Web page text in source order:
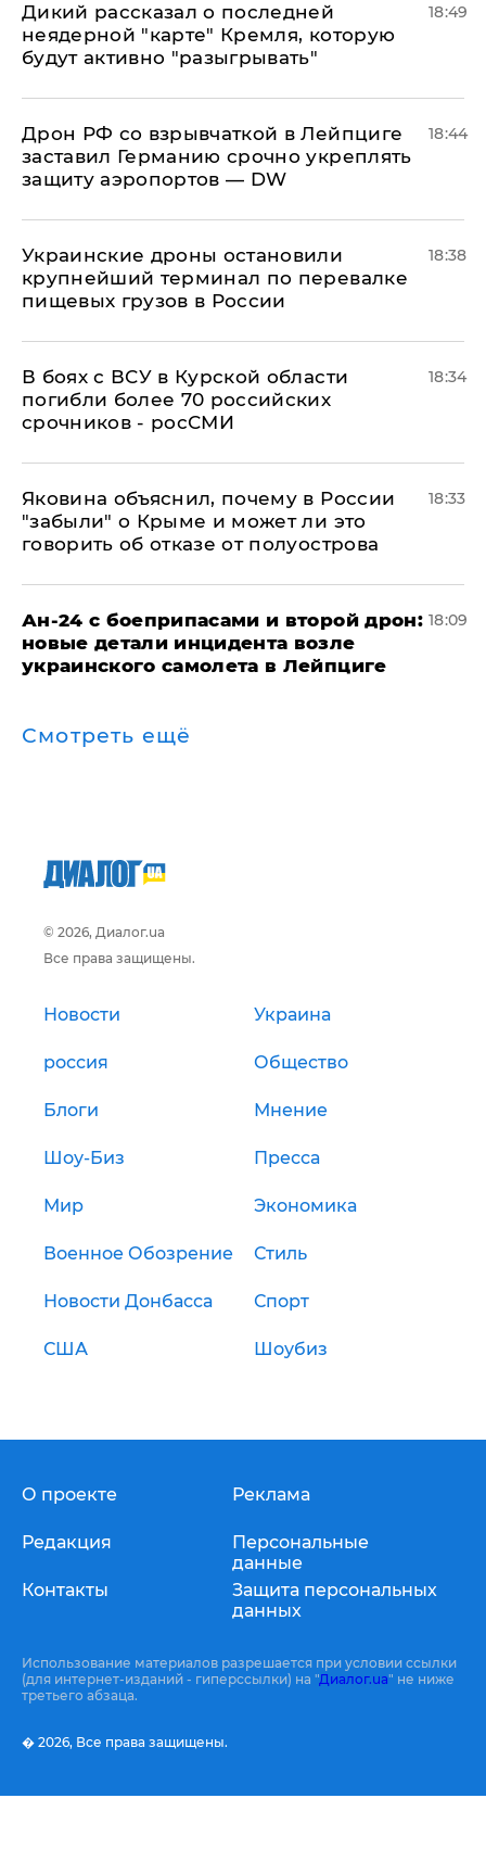
Дикий рассказал о последней
неядерной "карте" Кремля, которую
будут активно "разыгрывать"
18:49
​Дрон РФ со взрывчаткой в Лейпциге
заставил Германию срочно укреплять
защиту аэропортов — DW
18:44
Украинские дроны остановили
крупнейший терминал по перевалке
пищевых грузов в России
18:38
В боях с ВСУ в Курской области
погибли более 70 российских
срочников - росСМИ
18:34
Яковина объяснил, почему в России
"забыли" о Крыме и может ли это
говорить об отказе от полуострова
18:33
Ан-24 с боеприпасами и второй дрон:
новые детали инцидента возле
украинского самолета в Лейпциге
18:09
Смотреть ещё
© 2026, Диалог.ua
Все права защищены.
Новости Украина
россия Общество
Блоги Мнение
Шоу-Биз Пресса
Мир Экономика
Военное Обозрение Стиль
Новости Донбасса Спорт
США Шоубиз
О проекте
Редакция
Контакты
Реклама
Персональные
данные
Защита персональных
данных
Использование материалов разрешается при условии ссылки
(для интернет-изданий - гиперссылки) на "Диалог.ua" не ниже
третьего абзаца.
� 2026, Все права защищены.